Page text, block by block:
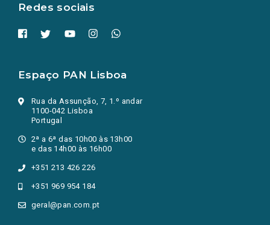
Redes sociais
Espaço PAN Lisboa
Rua da Assunção, 7, 1.º andar
1100-042 Lisboa
Portugal
2ª a 6ª das 10h00 às 13h00
e das 14h00 às 16h00
+351 213 426 226
+351 969 954 184
geral@pan.com.pt